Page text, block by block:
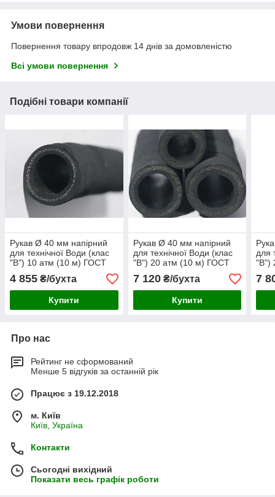
Умови повернення
Повернення товару впродовж 14 днів за домовленістю
Всі умови повернення
Подібні товари компанії
Рукав Ø 40 мм напірний
для технічної Води (клас
"В") 10 атм (10 м) ГОСТ
18698-79
4 855 ₴/бухта
Купити
Рукав Ø 40 мм напірний
для технічної Води (клас
"В") 20 атм (10 м) ГОСТ
18698-79
7 120₴/бухта
Купити
для
"В")
7
Про нас
Рейтинг не сформований
Менше 5 відгуків за останній рік
Працює з 19.12.2018
м. Київ
Київ, Україна
Контакти
Сьогодні вихідний
Показати весь графік роботи